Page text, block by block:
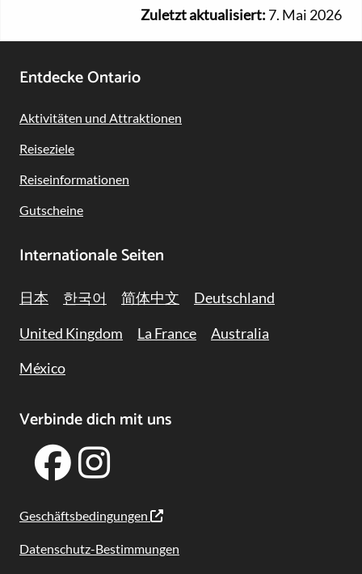
Zuletzt aktualisiert: 7. Mai 2026
Footer
Navigation
Entdecke Ontario
Aktivitäten und Attraktionen
Reiseziele
Reiseinformationen
Gutscheine
Internationale Seiten
日本 한국어 简体中文
Deutschland
United Kingdom
La France
Australia
México
Geschäftsbedingungen
Datenschutz-Bestimmungen
Verbinde dich mit uns